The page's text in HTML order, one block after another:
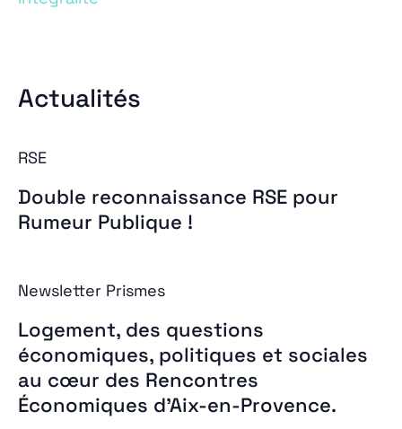
Actualités
RSE
Double reconnaissance RSE pour
Rumeur Publique !
Newsletter Prismes
Logement, des questions
économiques, politiques et sociales
au cœur des Rencontres
Économiques d’Aix-en-Provence.